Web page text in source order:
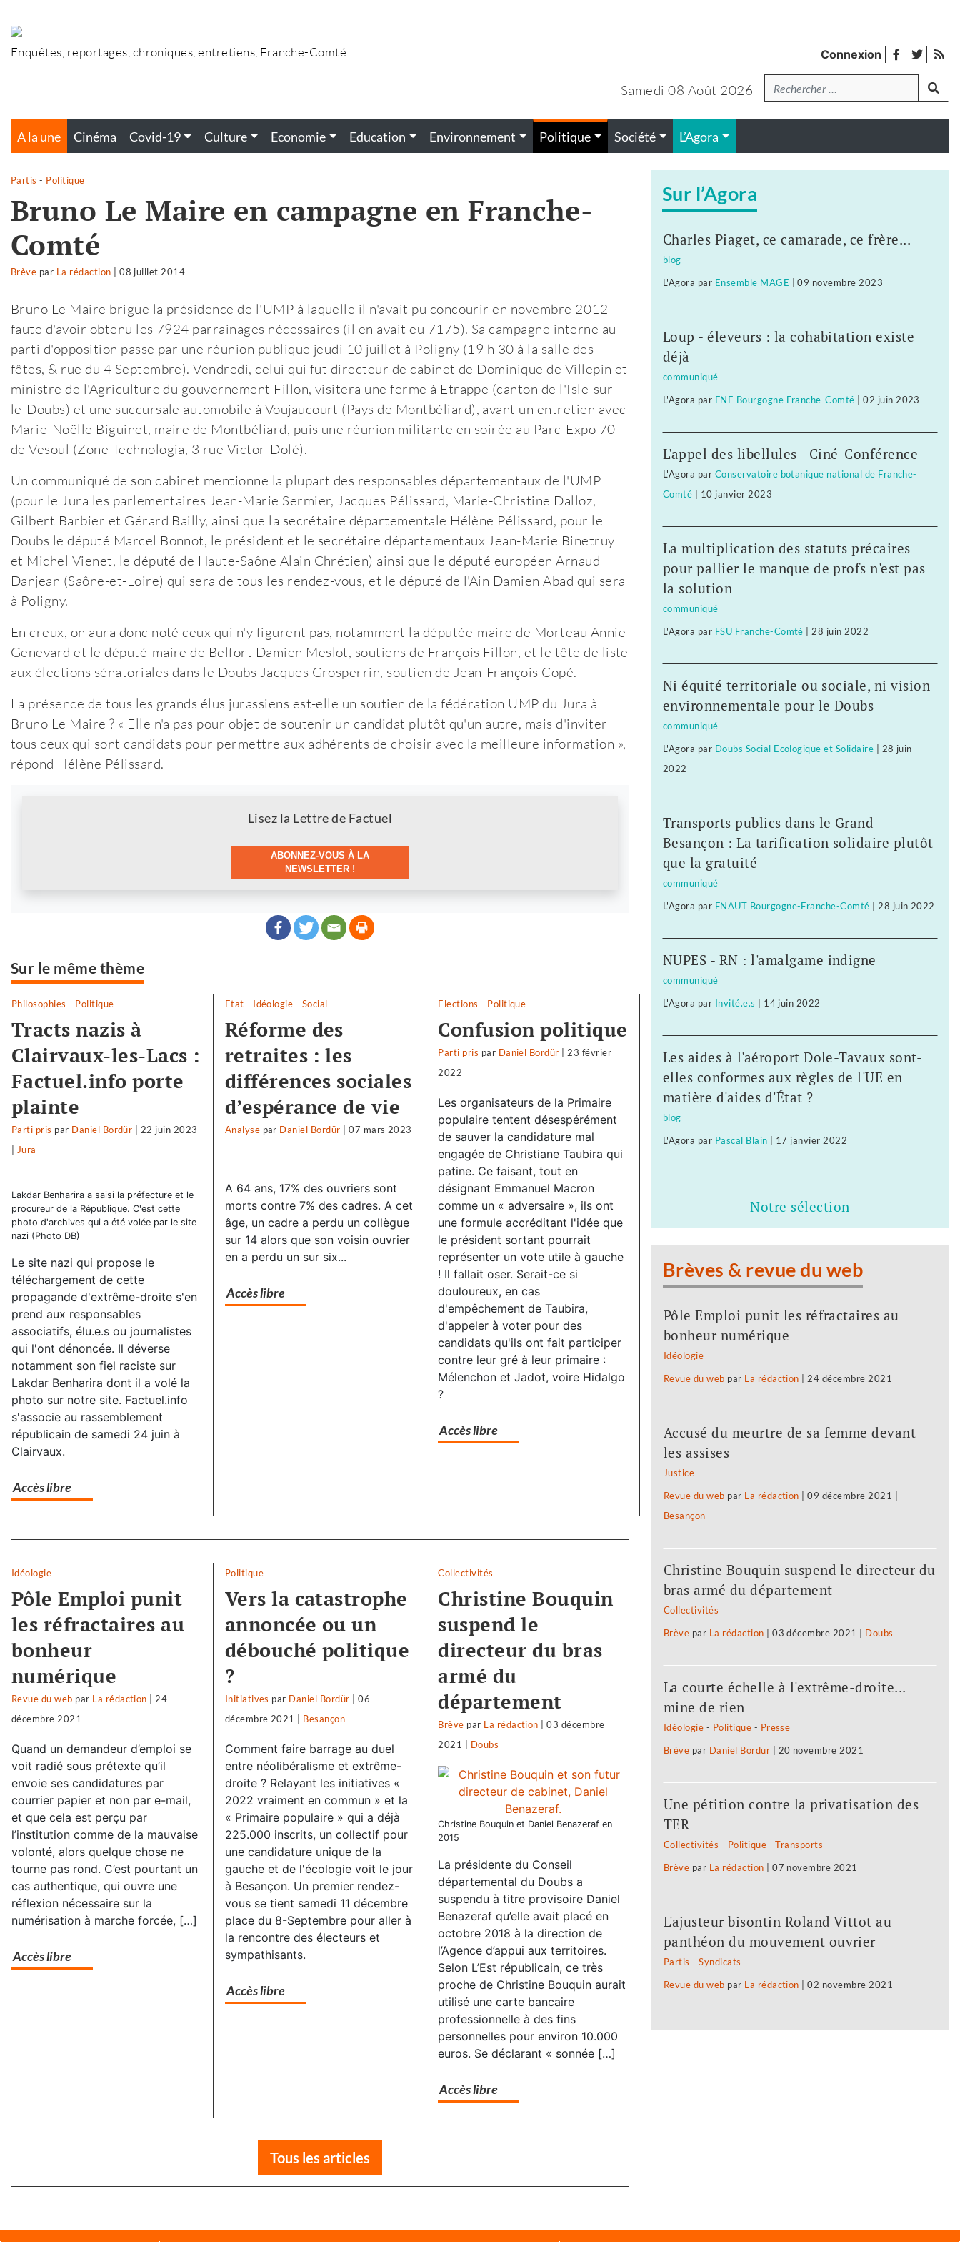
au
Enquêtes, reportages, chroniques, entretiens, Franche-Comté Connexion facebook
twitter
Samedi 08 Août 2026Recherche
A la une Cinéma Covid-19 Culture Economie Education Environnement Politique Société L’Agora
Partis - Politique
Bruno Le Maire en campagne en Franche-
Comté
Brève par La rédaction |08 juillet 2014
Bruno Le Maire brigue la présidence de l'UMP à laquelle il n'avait pu concourir en novembre 2012
faute d'avoir obtenu les 7924 parrainages nécessaires (il en avait eu 7175). Sa campagne interne au
parti d'opposition passe par une réunion publique jeudi 10 juillet à Poligny (19 h 30 à la salle des
fêtes, & rue du 4 Septembre). Vendredi, celui qui fut directeur de cabinet de Dominique de Villepin et
ministre de l'Agriculture du gouvernement Fillon, visitera une ferme à Etrappe (canton de l'Isle-sur-
le-Doubs) et une succursale automobile à Voujaucourt (Pays de Montbéliard), avant un entretien avec
Marie-Noëlle Biguinet, maire de Montbéliard, puis une réunion militante en soirée au Parc-Expo 70
de Vesoul (Zone Technologia, 3 rue Victor-Dolé).
Un communiqué de son cabinet mentionne la plupart des responsables départementaux de l'UMP
(pour le Jura les parlementaires Jean-Marie Sermier, Jacques Pélissard, Marie-Christine Dalloz,
Gilbert Barbier et Gérard Bailly, ainsi que la secrétaire départementale Hélène Pélissard, pour le
Doubs le député Marcel Bonnot, le président et le secrétaire départementaux Jean-Marie Binetruy
et Michel Vienet, le député de Haute-Saône Alain Chrétien) ainsi que le député européen Arnaud
Danjean (Saône-et-Loire) qui sera de tous les rendez-vous, et le député de l'Ain Damien Abad qui sera
à Poligny.
En creux, on aura donc noté ceux qui n'y figurent pas, notamment la députée-maire de Morteau Annie
Genevard et le député-maire de Belfort Damien Meslot, soutiens de François Fillon, et le tête de liste
aux élections sénatoriales dans le Doubs Jacques Grosperrin, soutien de Jean-François Copé.
La présence de tous les grands élus jurassiens est-elle un soutien de la fédération UMP du Jura à
Bruno Le Maire ? « Elle n'a pas pour objet de soutenir un candidat plutôt qu'un autre, mais d'inviter
tous ceux qui sont candidats pour permettre aux adhérents de choisir avec la meilleure information »,
répond Hélène Pélissard.
Lisez la Lettre de Factuel
ABONNEZ-VOUS À LA
NEWSLETTER !
Sur le même thème
Philosophies - Politique
Tracts nazis à
Clairvaux-les-Lacs :
Factuel.info porte
plainte
Parti pris par Daniel Bordür
22 juin 2023
Jura
Lakdar Benharira a saisi la préfecture et le
procureur de la République. C'est cette
photo d'archives qui a été volée par le site
nazi (Photo DB)
Le site nazi qui propose le
téléchargement de cette
propagande d'extrême-droite s'en
prend aux responsables
associatifs, élu.e.s ou journalistes
qui l'ont dénoncée. Il déverse
notamment son fiel raciste sur
Lakdar Benharira dont il a volé la
photo sur notre site. Factuel.info
s'associe au rassemblement
républicain de samedi 24 juin à
Clairvaux.
Accès libre
Etat - Idéologie - Social
Réforme des
retraites : les
différences sociales
d’espérance de vie
Analyse par Daniel Bordür |07 mars 2023
A 64 ans, 17% des ouvriers sont
morts contre 7% des cadres. A cet
âge, un cadre a perdu un collègue
sur 14 alors que son voisin ouvrier
en a perdu un sur six...
Accès libre
Elections - Politique
Confusion politique
Parti pris par Daniel Bordür |23 février
2022
Les organisateurs de la Primaire
populaire tentent désespérément
de sauver la candidature mal
engagée de Christiane Taubira qui
patine. Ce faisant, tout en
désignant Emmanuel Macron
comme un « adversaire », ils ont
une formule accréditant l'idée que
le président sortant pourrait
représenter un vote utile à gauche
! Il fallait oser. Serait-ce si
douloureux, en cas
d'empêchement de Taubira,
d'appeler à voter pour des
candidats qu'ils ont fait participer
contre leur gré à leur primaire :
Mélenchon et Jadot, voire Hidalgo
?
Accès libre
Separateur
Idéologie
Pôle Emploi punit
les réfractaires au
bonheur
numérique
Revue du web par La rédaction |24
décembre 2021
Quand un demandeur d’emploi se
voit radié sous prétexte qu’il
envoie ses candidatures par
courrier papier et non par e-mail,
et que cela est perçu par
l’institution comme de la mauvaise
volonté, alors quelque chose ne
tourne pas rond. C’est pourtant un
cas authentique, qui ouvre une
réflexion nécessaire sur la
numérisation à marche forcée, […]
Accès libre
Politique
Vers la catastrophe
annoncée ou un
débouché politique
?
Initiatives par Daniel Bordür |06
décembre 2021
Besançon
Comment faire barrage au duel
entre néolibéralisme et extrême-
droite ? Relayant les initiatives «
2022 vraiment en commun » et la
« Primaire populaire » qui a déjà
225.000 inscrits, un collectif pour
une candidature unique de la
gauche et de l'écologie voit le jour
à Besançon. Un premier rendez-
vous se tient samedi 11 décembre
place du 8-Septembre pour aller à
la rencontre des électeurs et
sympathisants.
Accès libre
Collectivités
Christine Bouquin
suspend le
directeur du bras
armé du
département
Brève par La rédaction |03 décembre
2021
Doubs
Christine Bouquin et Daniel Benazeraf en
2015
La présidente du Conseil
départemental du Doubs a
suspendu à titre provisoire Daniel
Benazeraf qu’elle avait placé en
octobre 2018 à la direction de
l’Agence d’appui aux territoires.
Selon L’Est républicain, ce très
proche de Christine Bouquin aurait
utilisé une carte bancaire
professionnelle à des fins
personnelles pour environ 10.000
euros. Se déclarant « sonnée […]
Accès libre
Tous les articles
Sur l’Agora
Charles Piaget, ce camarade, ce frère...
blog
L'Agora par Ensemble MAGE |09 novembre 2023
Loup - éleveurs : la cohabitation existe
déjà
communiqué
L'Agora par FNE Bourgogne Franche-Comté |02 juin 2023
L'appel des libellules - Ciné-Conférence
L'Agora par Conservatoire botanique national de Franche-
Comté
10 janvier 2023
La multiplication des statuts précaires
pour pallier le manque de profs n'est pas
la solution
communiqué
L'Agora par FSU Franche-Comté 28 juin 2022
Ni équité territoriale ou sociale, ni vision
environnementale pour le Doubs
communiqué
L'Agora par Doubs Social Ecologique et Solidaire
28 juin
2022
Transports publics dans le Grand
Besançon : La tarification solidaire plutôt
que la gratuité
communiqué
L'Agora par FNAUT Bourgogne-Franche-Comté 28 juin 2022
NUPES - RN : l'amalgame indigne
communiqué
L'Agora par Invité.e.s 14 juin 2022
Les aides à l'aéroport Dole-Tavaux sont-
elles conformes aux règles de l'UE en
matière d'aides d'État ?
blog
L'Agora par Pascal Blain 17 janvier 2022
Notre sélection
Brèves & revue du web
Pôle Emploi punit les réfractaires au
bonheur numérique
Idéologie
Revue du web par La rédaction 24 décembre 2021
Accusé du meurtre de sa femme devant
les assises
Justice
Revue du web par La rédaction |09 décembre 2021
Besançon
Christine Bouquin suspend le directeur du
bras armé du département
Collectivités
Brève par La rédaction |03 décembre 2021 Doubs
La courte échelle à l'extrême-droite...
mine de rien
Idéologie - Politique - Presse
Brève par Daniel Bordür 20 novembre 2021
Une pétition contre la privatisation des
TER
Collectivités - Politique -Transports
Brève par La rédaction |07 novembre 2021
L'ajusteur bisontin Roland Vittot au
panthéon du mouvement ouvrier
Partis -Syndicats
Revue du web par La rédaction |02 novembre 2021